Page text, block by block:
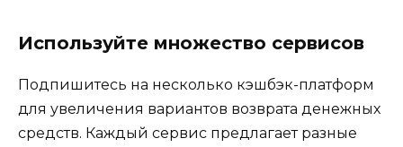
Используйте множество сервисов
Подпишитесь на несколько кэшбэк-платформ
для увеличения вариантов возврата денежных
средств. Каждый сервис предлагает разные